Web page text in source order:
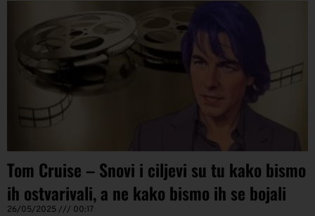
Tom Cruise – Snovi i ciljevi su tu kako bismo
ih ostvarivali, a ne kako bismo ih se bojali
26/05/2025 00:17